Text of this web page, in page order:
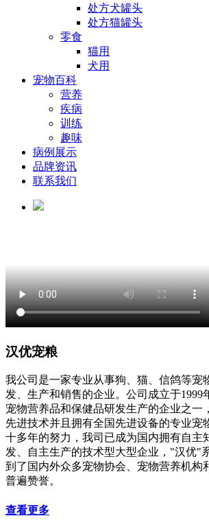
处方犬罐头
处方猫罐头
零食
猫用
犬用
宠物百科
营养
疾病
训练
趣味
病例展示
品牌资讯
联系我们
汉优宠粮
我公司是一家专业从事狗、猫、信鸽等宠
发、生产和销售的企业。公司成立于1999
宠物营养品和保健品研发生产的企业之一
先进技术并且拥有全国先进设备的专业宠
十多年的努力，我司已成为国内拥有自主
发、自主生产的技术型大型企业，"汉优"
到了国内外众多宠物协会、宠物营养机构
普遍赞誉。
查看更多